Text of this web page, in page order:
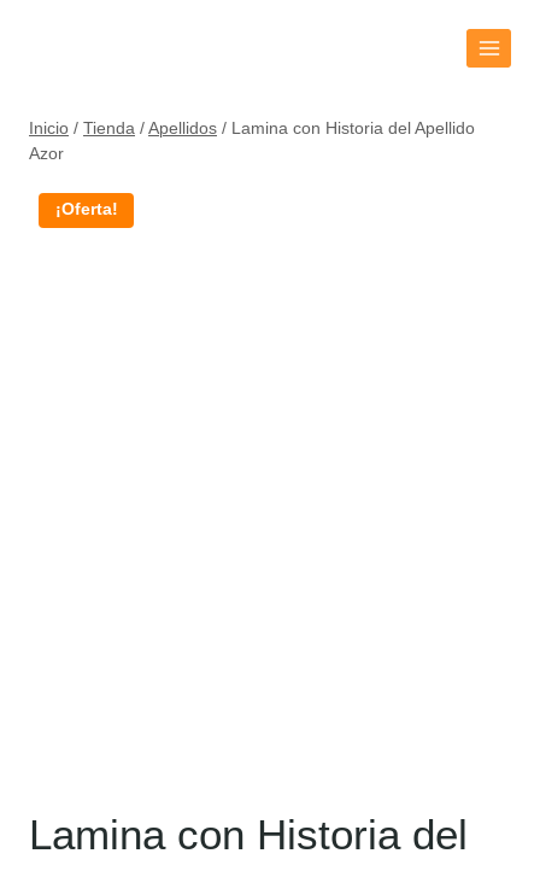
Inicio / Tienda / Apellidos / Lamina con Historia del Apellido
Azor
¡Oferta!
Lamina con Historia del